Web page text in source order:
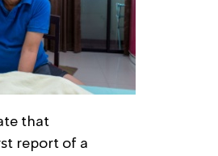
that
report of a